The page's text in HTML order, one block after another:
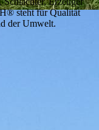
steht für Qualität
der Umwelt.